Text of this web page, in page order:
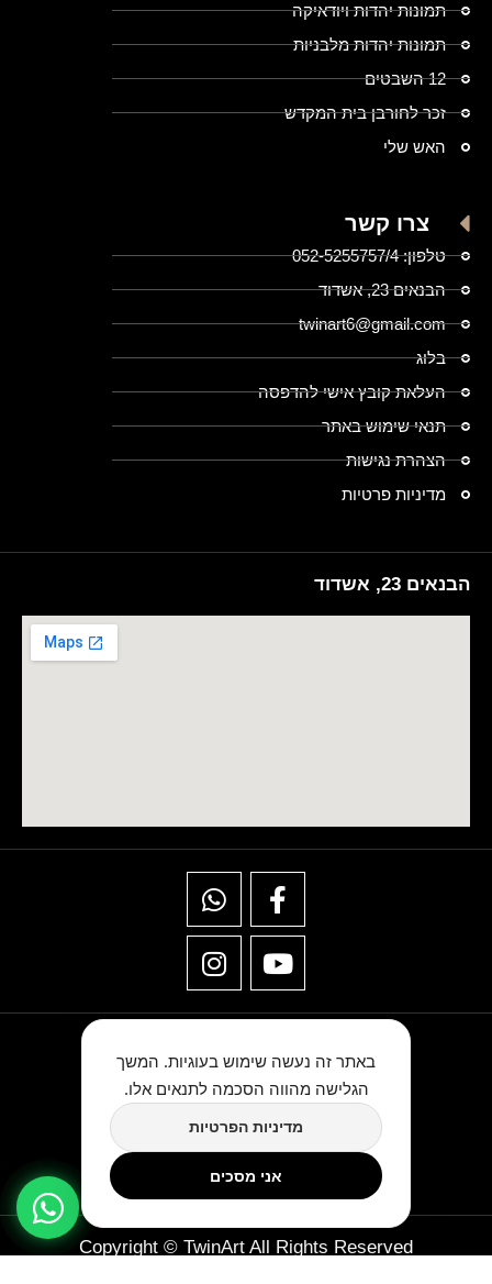
תמונות יהדות ויודאיקה
תמונות יהדות מלבניות
12 השבטים
זכר לחורבן בית המקדש
האש שלי
צרו קשר
טלפון: 052-5255757/4
הבנאים 23, אשדוד
twinart6@gmail.com
בלוג
העלאת קובץ אישי להדפסה
תנאי שימוש באתר
הצהרת נגישות
מדיניות פרטיות
הבנאים 23, אשדוד
★★★★★
Copyright © TwinArt All Rights Reserved
באתר זה נעשה שימוש בעוגיות. המשך
הגלישה מהווה הסכמה לתנאים אלו.
מדיניות הפרטיות
אני מסכים